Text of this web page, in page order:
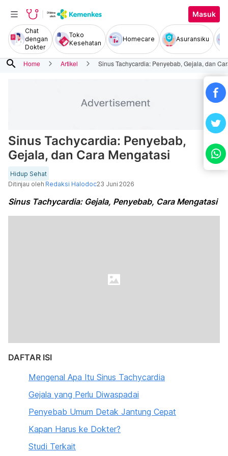
Masuk
Chat
dengan
Dokter
Toko
Kesehatan
Homecare Asuransiku
search Home Artikel Sinus Tachycardia: Penyebab, Gejala, dan
Sinus Tachycardia: Penyebab,
Gejala, dan Cara Mengatasi
Hidup Sehat
Ditinjau oleh Redaksi Halodoc23 Juni 2026
Sinus Tachycardia: Gejala, Penyebab, Cara Mengatasi
DAFTAR ISI
Mengenal Apa Itu Sinus Tachycardia
Gejala yang Perlu Diwaspadai
Penyebab Umum Detak Jantung Cepat
Kapan Harus ke Dokter?
Studi Terkait